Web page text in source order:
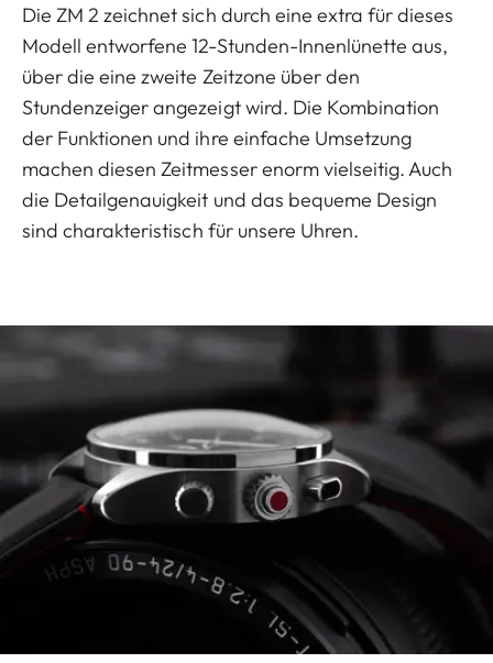
Die ZM 2 zeichnet sich durch eine extra für dieses
Modell entworfene 12-Stunden-Innenlünette aus,
über die eine zweite Zeitzone über den
Stundenzeiger angezeigt wird. Die Kombination
der Funktionen und ihre einfache Umsetzung
machen diesen Zeitmesser enorm vielseitig. Auch
die Detailgenauigkeit und das bequeme Design
sind charakteristisch für unsere Uhren.